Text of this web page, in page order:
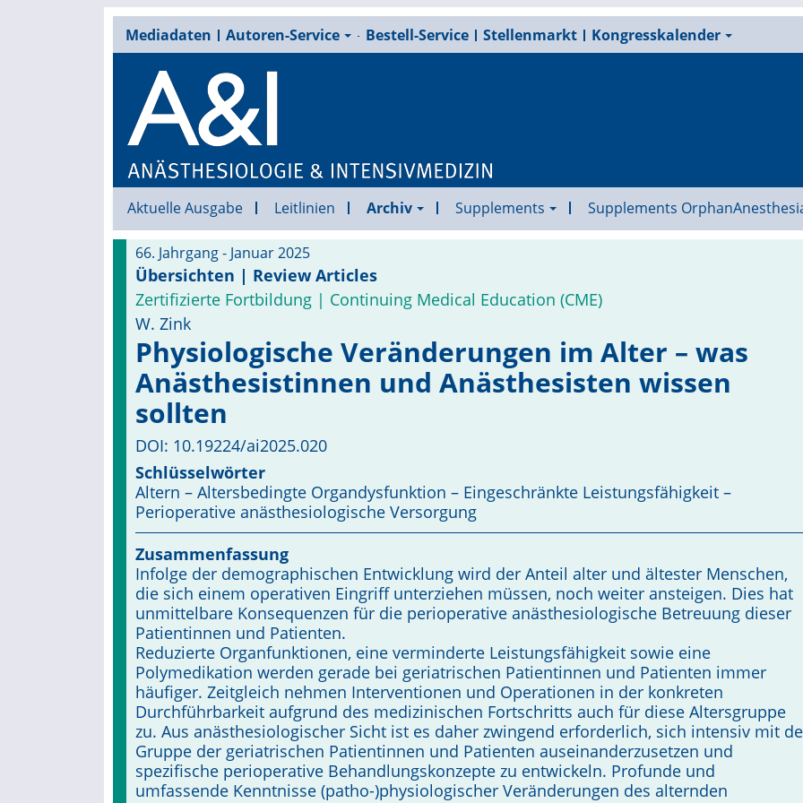
Mediadaten Autoren-Service Bestell-Service Stellenmarkt Kongresskalender
Aktuelle Ausgabe Leitlinien Archiv Supplements Supplements
66. Jahrgang - Januar 2025
Übersichten | Review Articles
Zertifizierte Fortbildung | Continuing Medical Education (CME)
W. Zink
Physiologische Ver­än­derungen im Alter – was
Anästhesistinnen und Anästhesisten wissen
sollten
DOI: 10.19224/ai2025.020
Schlüsselwörter
Altern – Altersbedingte Organdysfunktion – Eingeschränkte Leistungsfähigkeit –
Periopera­tive anästhesiologische Versorgung
Zusammenfassung
Infolge der demographischen Entwicklung wird der Anteil alter und ältester Menschen,
die sich einem operativen Eingriff unterziehen müssen, noch weiter ansteigen. Dies hat
unmittelbare Konsequenzen für die perioperative anästhesio­logische Betreuung dieser
Patientinnen und Patienten.
Reduzierte Organfunktionen, eine verminderte Leistungsfähigkeit sowie eine
Polymedikation werden gerade bei geriatrischen Patientinnen und Patienten immer
häufiger. Zeitgleich neh­men Interventionen und Operationen in der konkreten
Durchführbarkeit aufgrund des medizinischen Fortschritts auch für diese Altersgruppe
zu. Aus anästhesio­lo­gischer Sicht ist es daher zwingend erforderlich, sich intensiv mit
Gruppe der geriatrischen Patientinnen und Patienten auseinanderzusetzen und
spezifische perioperative Behandlungskonzepte zu entwickeln. Profunde und
umfassende Kenntnisse (patho-)physiologischer Veränderungen des alternden